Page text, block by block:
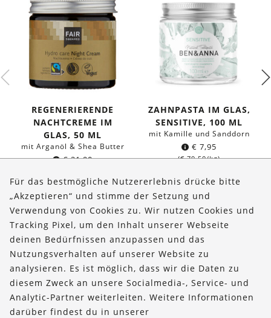
REGENERIERENDE
NACHTCREME IM
GLAS, 50 ML
mit Arganöl & Shea Butter
€21,90
ZAHNPASTA IM GLAS,
SENSITIVE, 100 ML
mit Kamille und Sanddorn
€ 7,95
(€79,50/kg)
Über uns
Bestellungen
Kontakt & Hilfe
FOLLOW US
Für das bestmögliche Nutzererlebnis drücke bitte
„Akzeptieren“ und stimme der Setzung und
Verwendung von Cookies zu. Wir nutzen Cookies und
Tracking Pixel, um den Inhalt unserer Webseite
deinen Bedürfnissen anzupassen und das
Nutzungsverhalten auf unserer Website zu
analysieren. Es ist möglich, dass wir die Daten zu
diesem Zweck an unsere Socialmedia-, Service- und
Analytic-Partner weiterleiten. Weitere Informationen
darüber findest du in unserer